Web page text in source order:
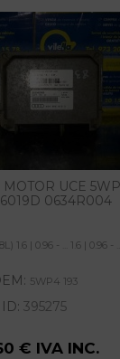
UCE
0634R004
1.6 | 0.96 - ... 1.6 | 0.96 - ...
5WP4 193
ID:395275
€ IVA INC.